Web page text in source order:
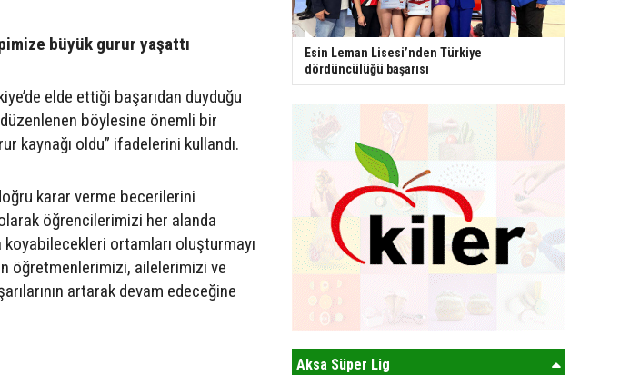
büyük gurur yaşattı
elde ettiği başarıdan duyduğu
böylesine önemli bir
kaynağı oldu” ifadelerini kullandı.
karar verme becerilerini
öğrencilerimizi her alanda
ortamları oluşturmayı
öğretmenlerimizi, ailelerimizi ve
artarak devam edeceğine
Esin Leman Lisesi’nden Türkiye
dördüncülüğü başarısı
Aksa Süper Lig